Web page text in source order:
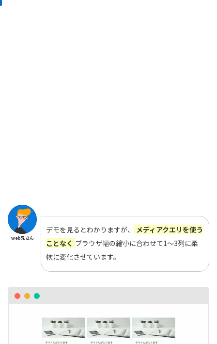
web兄さん
デモを見るとわかりますが、
メディアクエリを使う
ことなく ブラウザ幅の縮小に合わせて1〜3列に柔
軟に変化させています。